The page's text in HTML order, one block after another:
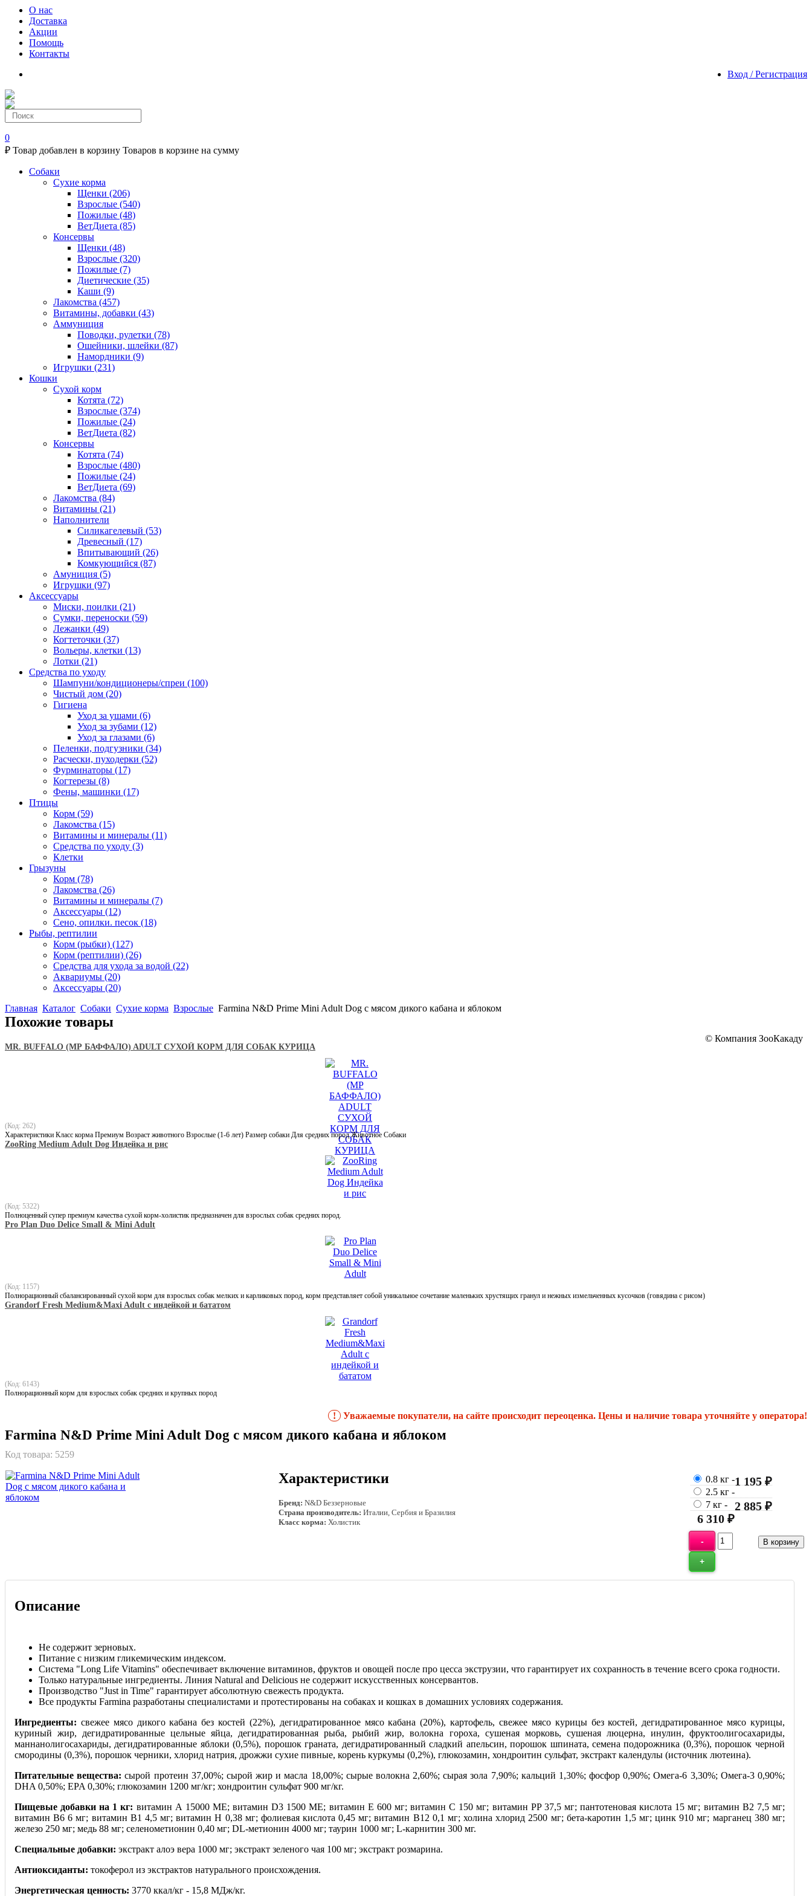
О нас
Доставка
Акции
Помощь
Контакты
Вход / Регистрация
0
₽ Товар добавлен в корзину Товаров в корзине на сумму
Собаки
Сухие корма
Щенки (206)
Взрослые (540)
Пожилые (48)
ВетДиета (85)
Консервы
Щенки (48)
Взрослые (320)
Пожилые (7)
Диетические (35)
Каши (9)
Лакомства (457)
Витамины, добавки (43)
Аммуниция
Поводки, рулетки (78)
Ошейники, шлейки (87)
Намордники (9)
Игрушки (231)
Кошки
Сухой корм
Котята (72)
Взрослые (374)
Пожилые (24)
ВетДиета (82)
Консервы
Котята (74)
Взрослые (480)
Пожилые (24)
ВетДиета (69)
Лакомства (84)
Витамины (21)
Наполнители
Силикагелевый (53)
Древесный (17)
Впитывающий (26)
Комкующийся (87)
Амуниция (5)
Игрушки (97)
Аксессуары
Миски, поилки (21)
Сумки, переноски (59)
Лежанки (49)
Когтеточки (37)
Вольеры, клетки (13)
Лотки (21)
Средства по уходу
Шампуни/кондиционеры/спреи (100)
Чистый дом (20)
Гигиена
Уход за ушами (6)
Уход за зубами (12)
Уход за глазами (6)
Пеленки, подгузники (34)
Расчески, пуходерки (52)
Фурминаторы (17)
Когтерезы (8)
Фены, машинки (17)
Птицы
Корм (59)
Лакомства (15)
Витамины и минералы (11)
Средства по уходу (3)
Клетки
Грызуны
Корм (78)
Лакомства (26)
Витамины и минералы (7)
Аксессуары (12)
Сено, опилки. песок (18)
Рыбы, рептилии
Корм (рыбки) (127)
Корм (рептилии) (26)
Средства для ухода за водой (22)
Аквариумы (20)
Аксессуары (20)
Главная Каталог Собаки Сухие корма Взрослые Farmina N&D Prime Mini Adult Dog с мясом дикого кабана и яблоком
Похожие товары
MR. BUFFALO (МР БАФФАЛО) ADULT СУХОЙ КОРМ ДЛЯ СОБАК КУРИЦА
(Код: 262)
Характеристики Класс корма Премиум Возраст животного Взрослые (1-6 лет) Размер собаки Для средних пород Животное Собаки
ZooRing Medium Adult Dog Индейка и рис
(Код: 5322)
Полноценный супер премиум качества сухой корм-холистик предназначен для взрослых собак средних пород.
Pro Plan Duo Delice Small & Mini Adult
(Код: 1157)
Полнорационный сбалансированный сухой корм для взрослых собак мелких и карликовых пород, корм представляет собой уникальное сочетание маленьких хрустящих гранул и нежных измельченных кусочков (говядина с рисом)
Grandorf Fresh Medium&Maxi Adult с индейкой и бататом
(Код: 6143)
Полнорационный корм для взрослых собак средних и крупных пород
! Уважаемые покупатели, на сайте происходит переоценка. Цены и наличие товара уточняйте у оператора!
Farmina N&D Prime Mini Adult Dog с мясом дикого кабана и яблоком
Код товара: 5259
Характеристики
Бренд: N&D Беззерновые
Страна производитель: Италии, Сербия и Бразилия
Класс корма: Холистик
0.8 кг -1 195 ₽
2.5 кг -
2 885 ₽
7 кг -
6 310 ₽
Описание
Не содержит зерновых.
Питание с низким гликемическим индексом.
Система "Long Life Vitamins" обеспечивает включение витаминов, фруктов и овощей после про цесса экструзии, что гарантирует их сохранность в течение всего срока годности.
Только натуральные ингредиенты. Линия Natural and Delicious не содержит искусственных консервантов.
Производство "Just in Time" гарантирует абсолютную свежесть продукта.
Все продукты Farmina разработаны специалистами и протестированы на собаках и кошках в домашних условиях содержания.
Ингредиенты: свежее мясо дикого кабана без костей (22%), дегидратированное мясо кабана (20%), картофель, свежее мясо курицы без костей, дегидратированное мясо курицы,
куриный жир, дегидратированные цельные яйца, дегидратированная рыба, рыбий жир, волокна гороха, сушеная морковь, сушеная люцерна, инулин, фруктоолигосахариды,
маннанолигосахариды, дегидратированные яблоки (0,5%), порошок граната, дегидратированный сладкий апельсин, порошок шпината, семена подорожника (0,3%), порошок черной
смородины (0,3%), порошок черники, хлорид натрия, дрожжи сухие пивные, корень куркумы (0,2%), глюкозамин, хондроитин сульфат, экстракт календулы (источник лютеина).
Питательные вещества: сырой протеин 37,00%; сырой жир и масла 18,00%; сырые волокна 2,60%; сырая зола 7,90%; кальций 1,30%; фосфор 0,90%; Омега‐6 3,30%; Омега‐3 0,90%;
DHA 0,50%; EPA 0,30%; глюкозамин 1200 мг/кг; хондроитин сульфат 900 мг/кг.
Пищевые добавки на 1 кг: витамин А 15000 МЕ; витамин D3 1500 МЕ; витамин Е 600 мг; витамин С 150 мг; витамин PP 37,5 мг; пантотеновая кислота 15 мг; витамин В2 7,5 мг;
витамин В6 6 мг; витамин В1 4,5 мг; витамин Н 0,38 мг; фолиевая кислота 0,45 мг; витамин В12 0,1 мг; холина хлорид 2500 мг; бета‐каротин 1,5 мг; цинк 910 мг; марганец 380 мг;
железо 250 мг; медь 88 мг; селенометионин 0,40 мг; DL‐метионин 4000 мг; таурин 1000 мг; L‐карнитин 300 мг.
Специальные добавки: экстракт алоэ вера 1000 мг; экстракт зеленого чая 100 мг; экстракт розмарина.
Антиоксиданты: токоферол из экстрактов натурального происхождения.
Энергетическая ценность: 3770 ккал/кг ‐ 15,8 МДж/кг.
© Компания ЗооКакаду